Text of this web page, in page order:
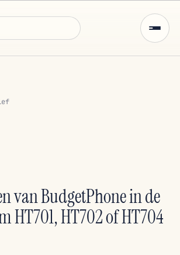
van BudgetPhone in de
HT701, HT702 of HT704